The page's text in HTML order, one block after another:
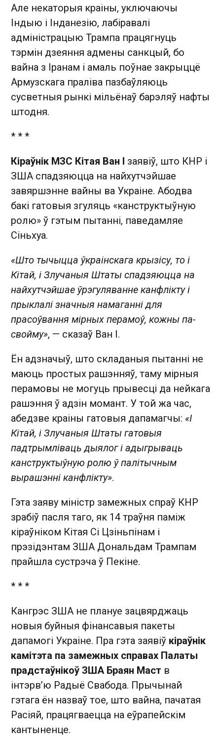
Але некаторыя краіны, уключаючы
Індыю і Інданезію, лабіравалі
адміністрацыю Трампа працягнуць
тэрмін дзеяння адмены санкцый, бо
вайна з Іранам і амаль поўнае закрыццё
Армузскага праліва пазбаўляюць
сусветныя рынкі мільёнаў барэляў нафты
штодня.
* * *
Кіраўнік МЗС Кітая Ван І заявіў, што КНР і
ЗША спадзяюцца на найхутчэйшае
завяршэнне вайны ва Украіне. Абодва
бакі гатовыя згуляць «канструктыўную
ролю» ў гэтым пытанні, паведамляе
Сіньхуа.
«Што тычыцца ўкраінскага крызісу, то і
Кітай, і Злучаныя Штаты спадзяюцца на
найхутчэйшае ўрэгуляванне канфлікту і
прыклалі значныя намаганні для
прасоўвання мірных перамоў, кожны па-
свойму», — сказаў Ван І.
Ён адзначыў, што складаныя пытанні не
маюць простых рашэнняў, таму мірныя
перамовы не могуць прывесці да нейкага
рашэння ў адзін момант. У той жа час,
абедзве краіны гатовыя дапамагчы: «І
Кітай, і Злучаныя Штаты гатовыя
падтрымліваць дыялог і адыгрываць
канструктыўную ролю ў палітычным
вырашэнні канфлікту».
Гэта заяву міністр замежных спраў КНР
зрабіў пасля таго, як 14 траўня паміж
кіраўніком Кітая Сі Цзіньпінам і
прэзідэнтам ЗША Дональдам Трампам
прайшла сустрэча ў Пекіне.
* * *
Кангрэс ЗША не плануе зацвярджаць
новыя буйныя фінансавыя пакеты
дапамогі Украіне. Пра гэта заявіў кіраўнік
камітэта па замежных справах Палаты
прадстаўнікоў ЗША Браян Маст в
інтэрв’ю Радыё Свабода. Прычынай
гэтага ён назваў тое, што вайна, пачатая
Расіяй, працягваецца на еўрапейскім
кантыненце.